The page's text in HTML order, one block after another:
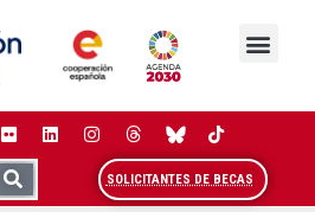
SOLICITANTES DE BECAS